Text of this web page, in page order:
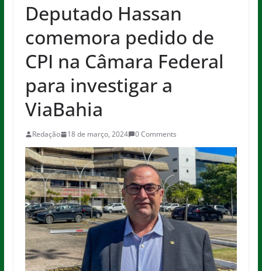
Deputado Hassan
comemora pedido de
CPI na Câmara Federal
para investigar a
ViaBahia
Redação 18 de março, 2024 0 Comments